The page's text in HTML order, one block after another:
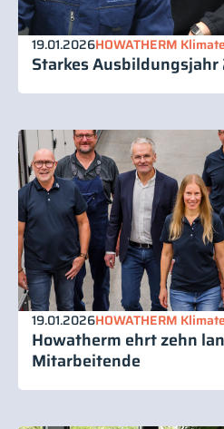
19.01.2026HOWATHERM
Starkes
19.01.2026HOWATHERM
Howatherm ehrt zehn
Mitarbeitende